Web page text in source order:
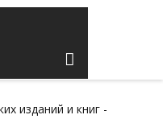
изданий и книг -